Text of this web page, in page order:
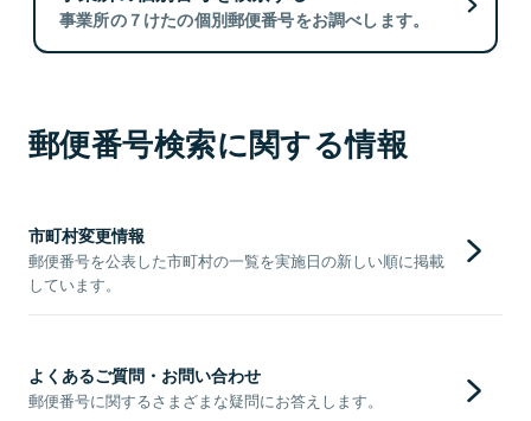
事業所の７けたの個別郵便番号をお調べします。
郵便番号検索に関する情報
市町村変更情報
郵便番号を公表した市町村の一覧を実施日の新しい順に掲載
しています。
よくあるご質問・お問い合わせ
郵便番号に関するさまざまな疑問にお答えします。